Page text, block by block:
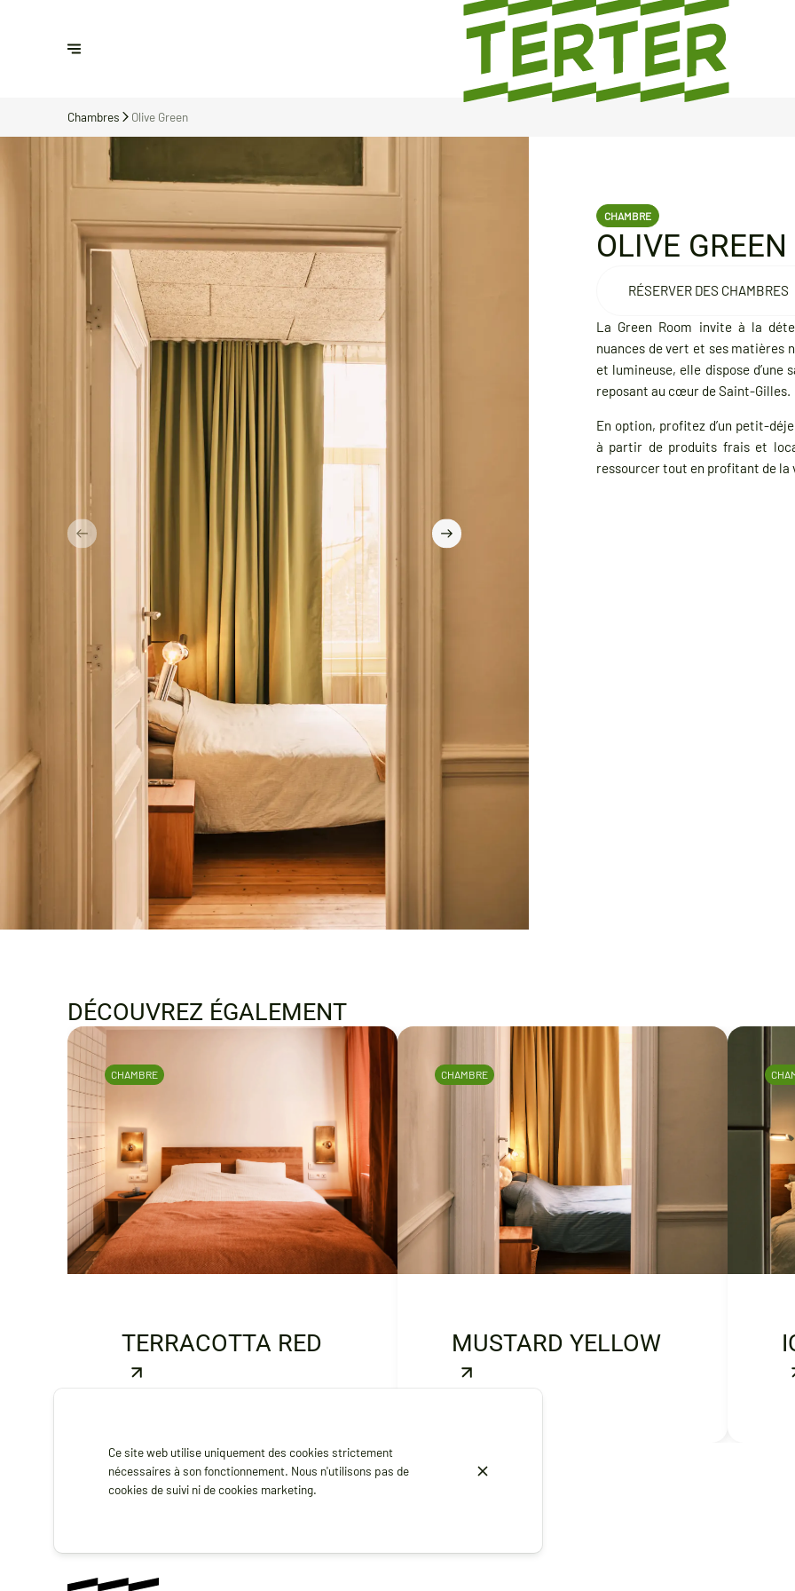
Chambres Olive Green
CHAMBRE
OLIVE GREEN
RÉSERVER DES CHAMBRES
La Green Room invite à la
nuances de vert et ses matières
et lumineuse, elle dispose d’une
reposant au cœur de Saint-Gilles.
En option, profitez d’un petit-
à partir de produits frais et
ressourcer tout en profitant de la
DÉCOUVREZ ÉGALEMENT
CHAMBRE
TERRACOTTA RED
CHAMBRE
MUSTARD YELLOW
Ce site web utilise uniquement des cookies strictement
nécessaires à son fonctionnement. Nous n'utilisons pas de
cookies de suivi ni de cookies marketing.